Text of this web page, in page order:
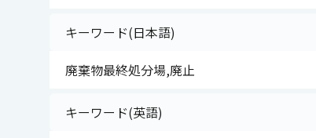
キーワード(日本語)
廃棄物最終処分場,廃止
キーワード(英語)